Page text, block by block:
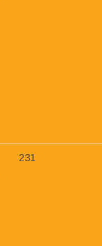
231